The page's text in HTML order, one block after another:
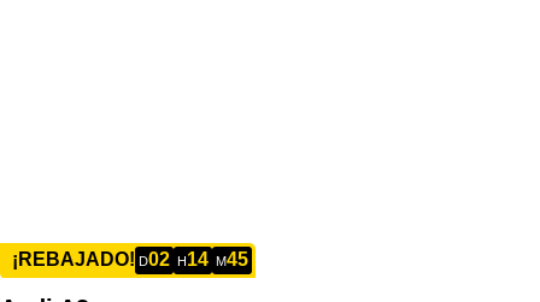
¡REBAJADO! D02 H14 M45